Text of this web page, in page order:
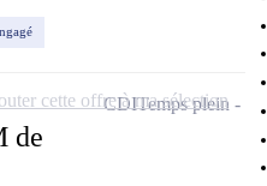
de
CDITemps plein
cette offre à ma sélection